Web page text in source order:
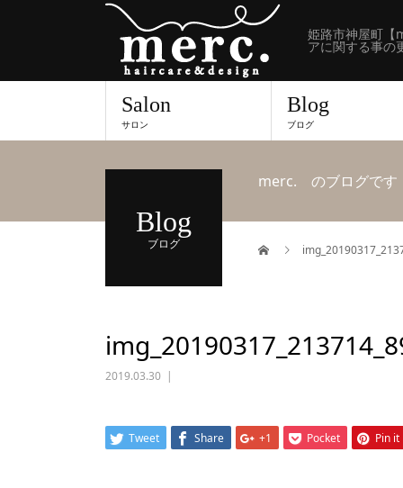
姫路市神屋町【
アに関する事の
Salon
サロン
Blog
ブログ
Blog
ブログ
merc. のブログです
2019.03.30
Tweet Share +1 Pocket Pin it